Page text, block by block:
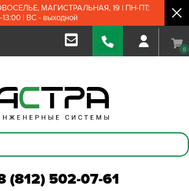
МАГИСТРАЛЬНАЯ, 19 | ПН-ПТ:
| ВС - выходной
0
(812) 502-07-61